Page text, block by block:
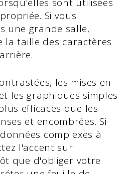
sont utilisées
Si vous
une grande salle,
la taille des caractères
les mises en
les graphiques simples
efficaces que les
et encombrées. Si
complexes à
l'accent sur
que d'obliger votre